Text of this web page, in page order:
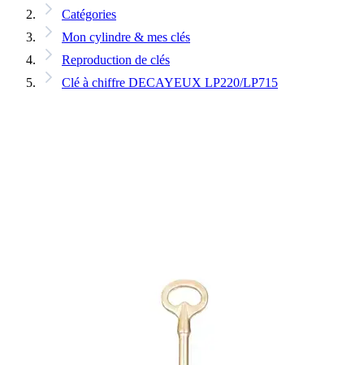
Catégories
Mon cylindre & mes clés
Reproduction de clés
Clé à chiffre DECAYEUX LP220/LP715